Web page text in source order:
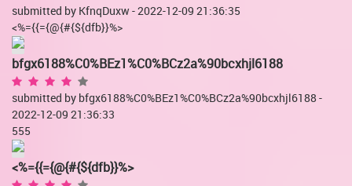
submitted by KfnqDuxw - 2022-12-09 21:36:35
<%={{={@{#{${dfb}}%>
bfgx6188%C0%BEz1%C0%BCz2a%90bcxhjl6188
submitted by bfgx6188%C0%BEz1%C0%BCz2a%90bcxhjl6188 -
2022-12-09 21:36:33
555
<%={{={@{#{${dfb}}%>